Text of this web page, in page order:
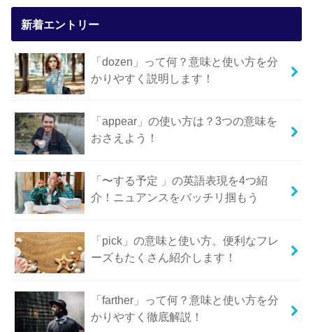
新着エントリー
「dozen」って何？意味と使い方を分
かりやすく説明します！
「appear」の使い方は？3つの意味を
おさえよう！
「〜する予定 」の英語表現を4つ紹
介！ニュアンスをバッチリ掴もう
「pick」の意味と使い方。便利なフレ
ーズもたくさん紹介します！
「farther」って何？意味と使い方を分
かりやすく徹底解説！